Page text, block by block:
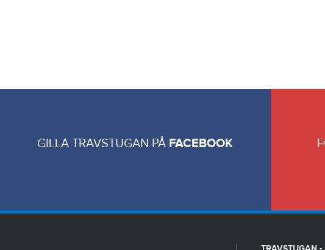
GILLA TRAVSTUGAN PÅ FACEBOOK